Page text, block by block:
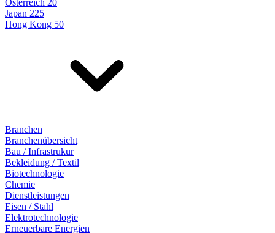
Österreich 20
Japan 225
Hong Kong 50
Branchen
Branchenübersicht
Bau / Infrastrukur
Bekleidung / Textil
Biotechnologie
Chemie
Dienstleistungen
Eisen / Stahl
Elektrotechnologie
Erneuerbare Energien